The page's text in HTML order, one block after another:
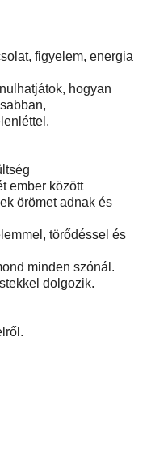
figyelem, energia
hogyan
ember között
örömet adnak és
törődéssel és
minden szónál.
dolgozik.